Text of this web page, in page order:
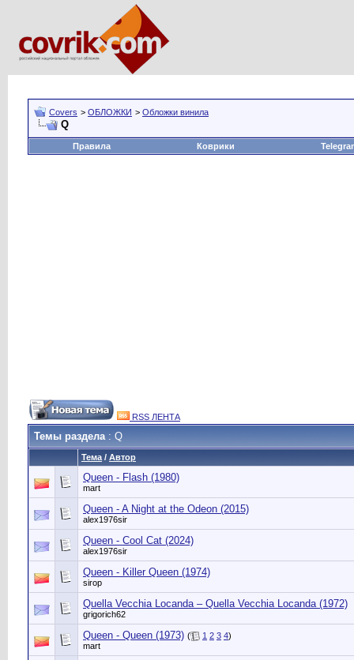
Covers > ОБЛОЖКИ > Обложки винила
Q
Правила Коврики
RSS ЛЕНТА
Темы раздела: Q
Тема / Автор
Queen - Flash (1980)
mart
Queen - A Night at the Odeon (2015)
alex1976sir
Queen - Cool Cat (2024)
alex1976sir
Queen - Killer Queen (1974)
sirop
Quella Vecchia Locanda – Quella Vecchia Locanda (1972)
grigorich62
Queen - Queen (1973) ( 1 2 3 4)
mart